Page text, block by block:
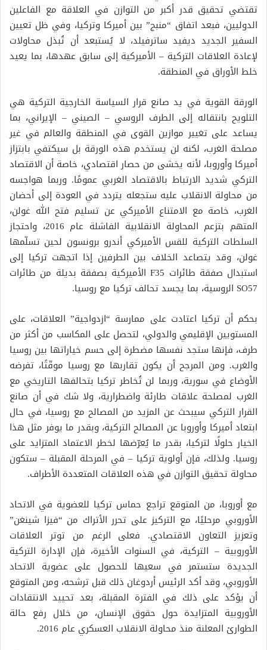
تقتضي تحقيق قدر أكبر من التوازن في العلاقة مع الفاعلين
الدوليين، فبعد اتفاق “منبج” بين أميركا وتركيا، وفي ظل تعيين
السفير الجديد ديفيد ساترفيلد، لا يُستبعد أن تُبذل محاولات
لإعادة العلاقات التركية – الأميركية إلى سابق عهدها، بما يعيد
خلط الأوراق في المنطقة.
الورقة القوية في يد صانع قرار السياسة الخارجية التركية هي
التلويح بانتقاله إلى الطرف الروسي – الصيني – الإيراني، بما
يساعد على تغيير موازين القوى في المنطقة والعالم في غير
مصلحة الغرب، لكنه لن يستخدم هذه الورقة بل سيكتفي بابتزاز
أميركا وأوروبا، لأنه يخشى من حصار اقتصادي، خاصة أن الاقتصاد
التركي شديد الارتباط بالاقتصاد الغربي عمومًا. وربما هواجسه
من محاولة الانقلاب عليه ستجعله يتردد في العودة إلى أحضان
الغرب، خاصة مع الامتناع الأميركي عن تسليم فتح الله غولن،
المتهم بتزعم المحاولة الانقلابية الفاشلة عام 2016، واحتجاز
السلطات التركية للقس الأميركي أندرو برونسون لحين تسلّمها
غولن، وقد يتصاعد الخلاف بين الطرفين إذا اتجهت تركيا إلى
استبدال صفقة طائرات F35 الأميركية بصفقة بديلة من طائرات
SO57 الروسية، بما يجسد تحالف تركيا مع روسيا.
بحكم أن تركيا اعتادت على ممارسة “ازدواجية” العلاقات، على
المستويين الإقليمي والدولي، لتحصل على المكاسب من أكثر من
طرف، فإنها ستجد نفسها مضطرة إلى حسم خياراتها بين روسيا
والغرب. ومن المرجح أن يكون تقاربها مع روسيا موقّتًا، تفرضه
الأوضاع في سورية، وربما لن تُخاطر تركيا بتحالفها التاريخي مع
الغرب لمصلحة علاقات طارئة واضطرارية، ولا شك في أن صانع
القرار التركي سيبحث عن المزيد من المصالح مع روسيا، في حال
ابتعاد أميركا وأوروبا عن المصالح التركية، وبقدر ما يوفر مثل هذا
الخيار حلولًا لتركيا، بقدر ما يُعرّضها لخطر الاعتماد المتزايد على
روسيا. ولذلك، فإن أولوية تركيا – في المرحلة المقبلة – ستكون
محاولة تحقيق التوازن في هذه العلاقات المتعددة الأطراف.
مع أوروبا، من المتوقع تراجع حماس تركيا للعضوية في الاتحاد
الأوروبي مرحليًا، مع التركيز على تحرر الأتراك من “فيزا شينغن”
وتعزيز التعاون الاقتصادي. فعلى الرغم من توتر العلاقات
الأوروبية – التركية، في السنوات الأخيرة، فإن الإدارة التركية
الجديدة ستستمر في سعيها للحصول على عضوية الاتحاد
الأوروبي، وقد أكد الرئيس أردوغان ذلك قبل ترشحه، ومن المتوقع
أن يؤكد على ذلك في الفترة المقبلة، بعد تحييد الانتقادات
الأوروبية المتزايدة حول حقوق الإنسان، من خلال رفع حالة
الطوارئ المعلنة منذ محاولة الانقلاب العسكري عام 2016.